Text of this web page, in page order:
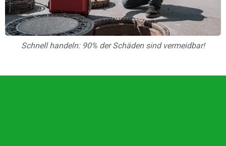
Schnell handeln: 90% der Schäden sind vermeidbar!